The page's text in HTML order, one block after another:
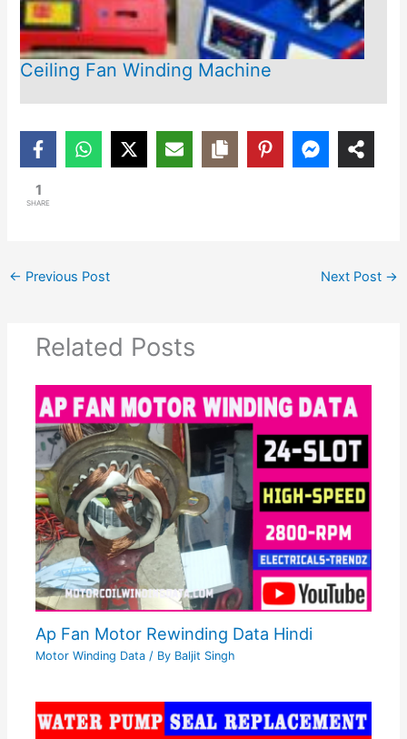
Ceiling Fan Winding Machine
1
SHARE
← Previous Post Next Post →
Related Posts
Ap Fan Motor Rewinding Data Hindi
Motor Winding Data / By Baljit Singh